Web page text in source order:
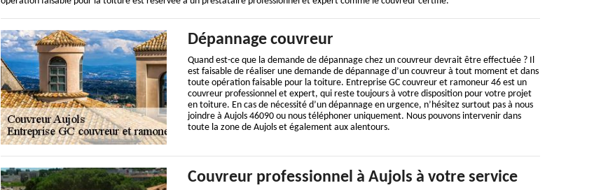
Dépannage couvreur
Quand est-ce que la demande de dépannage chez un couvreur devrait être effectuée ? Il
est faisable de réaliser une demande de dépannage d’un couvreur à tout moment et dans
toute opération faisable pour la toiture. Entreprise GC couvreur et ramoneur 46 est un
couvreur professionnel et expert, qui reste toujours à votre disposition pour votre projet
en toiture. En cas de nécessité d’un dépannage en urgence, n’hésitez surtout pas à nous
joindre à Aujols 46090 ou nous téléphoner uniquement. Nous pouvons intervenir dans
toute la zone de Aujols et également aux alentours.
Couvreur professionnel à Aujols à votre service